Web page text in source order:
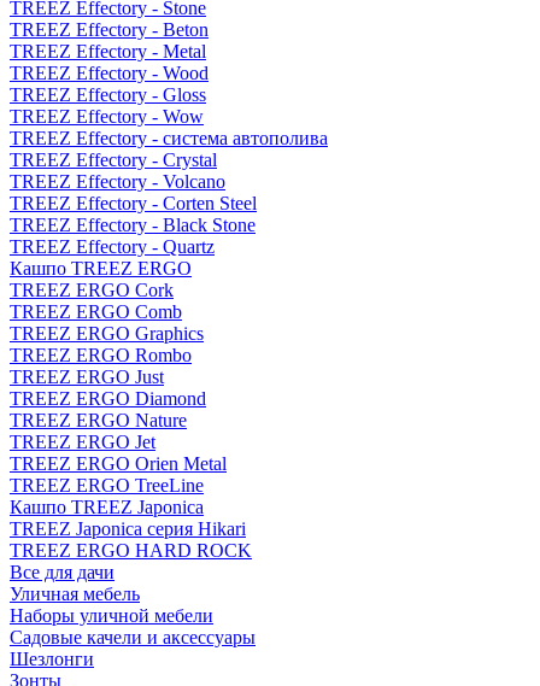
TREEZ Effectory - Stone
TREEZ Effectory - Beton
TREEZ Effectory - Metal
TREEZ Effectory - Wood
TREEZ Effectory - Gloss
TREEZ Effectory - Wow
TREEZ Effectory - система автополива
TREEZ Effectory - Crystal
TREEZ Effectory - Volcano
TREEZ Effectory - Corten Steel
TREEZ Effectory - Black Stone
TREEZ Effectory - Quartz
Кашпо TREEZ ERGO
TREEZ ERGO Cork
TREEZ ERGO Comb
TREEZ ERGO Graphics
TREEZ ERGO Rombo
TREEZ ERGO Just
TREEZ ERGO Diamond
TREEZ ERGO Nature
TREEZ ERGO Jet
TREEZ ERGO Orien Metal
TREEZ ERGO TreeLine
Кашпо TREEZ Japonica
TREEZ Japonica серия Hikari
TREEZ ERGO HARD ROCK
Все для дачи
Уличная мебель
Наборы уличной мебели
Садовые качели и аксессуары
Шезлонги
Зонты